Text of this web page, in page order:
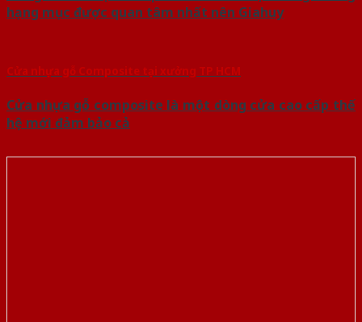
hạng mục được quan tâm nhất nên Giahuy
Cửa nhựa gỗ Composite tại xưởng TP HCM
Cửa nhựa gỗ composite là một dòng cửa cao cấp thế
hệ mới đảm bảo cả